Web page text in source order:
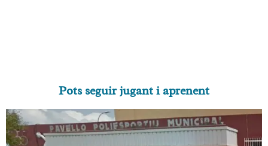
Pots seguir jugant i aprenent